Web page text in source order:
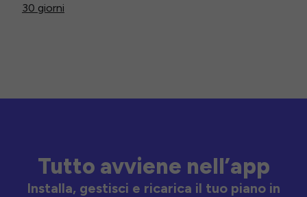
30 giorni
Tutto avviene nell’app
Installa, gestisci e ricarica il tuo piano in